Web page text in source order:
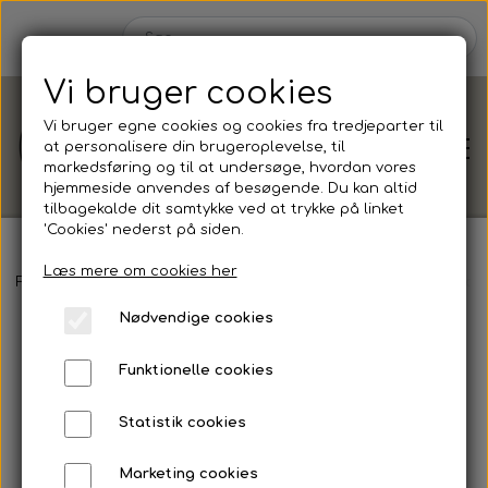
Shop
Om
Forside Shop efter Anledning
Vi bruger cookies
Vi bruger egne cookies og cookies fra tredjeparter til
at personalisere din brugeroplevelse, til
markedsføring og til at undersøge, hvordan vores
hjemmeside anvendes af besøgende. Du kan altid
tilbagekalde dit samtykke ved at trykke på linket
'Cookies' nederst på siden.
Læs mere om cookies her
Nødvendige cookies
Funktionelle cookies
Statistik cookies
Marketing cookies